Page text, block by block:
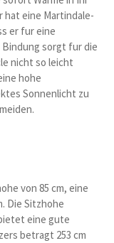
hat eine Martindale-
er fur eine
sorgt fur die
nicht so leicht
hohe
Sonnenlicht zu
von 85 cm, eine
Die Sitzhohe
eine gute
betragt 253 cm